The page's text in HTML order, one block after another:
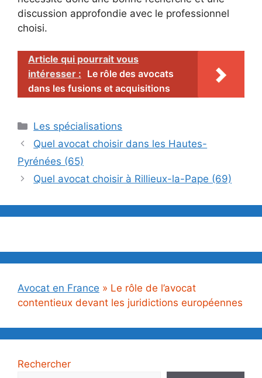
discussion approfondie avec le professionnel
choisi.
Article qui pourrait vous
intéresser : Le rôle des avocats
dans les fusions et acquisitions
Catégories
Les spécialisations
Quel avocat choisir dans les Hautes-
Pyrénées (65)
Quel avocat choisir à Rillieux-la-Pape (69)
Avocat en France » Le rôle de l’avocat
contentieux devant les juridictions européennes
Rechercher